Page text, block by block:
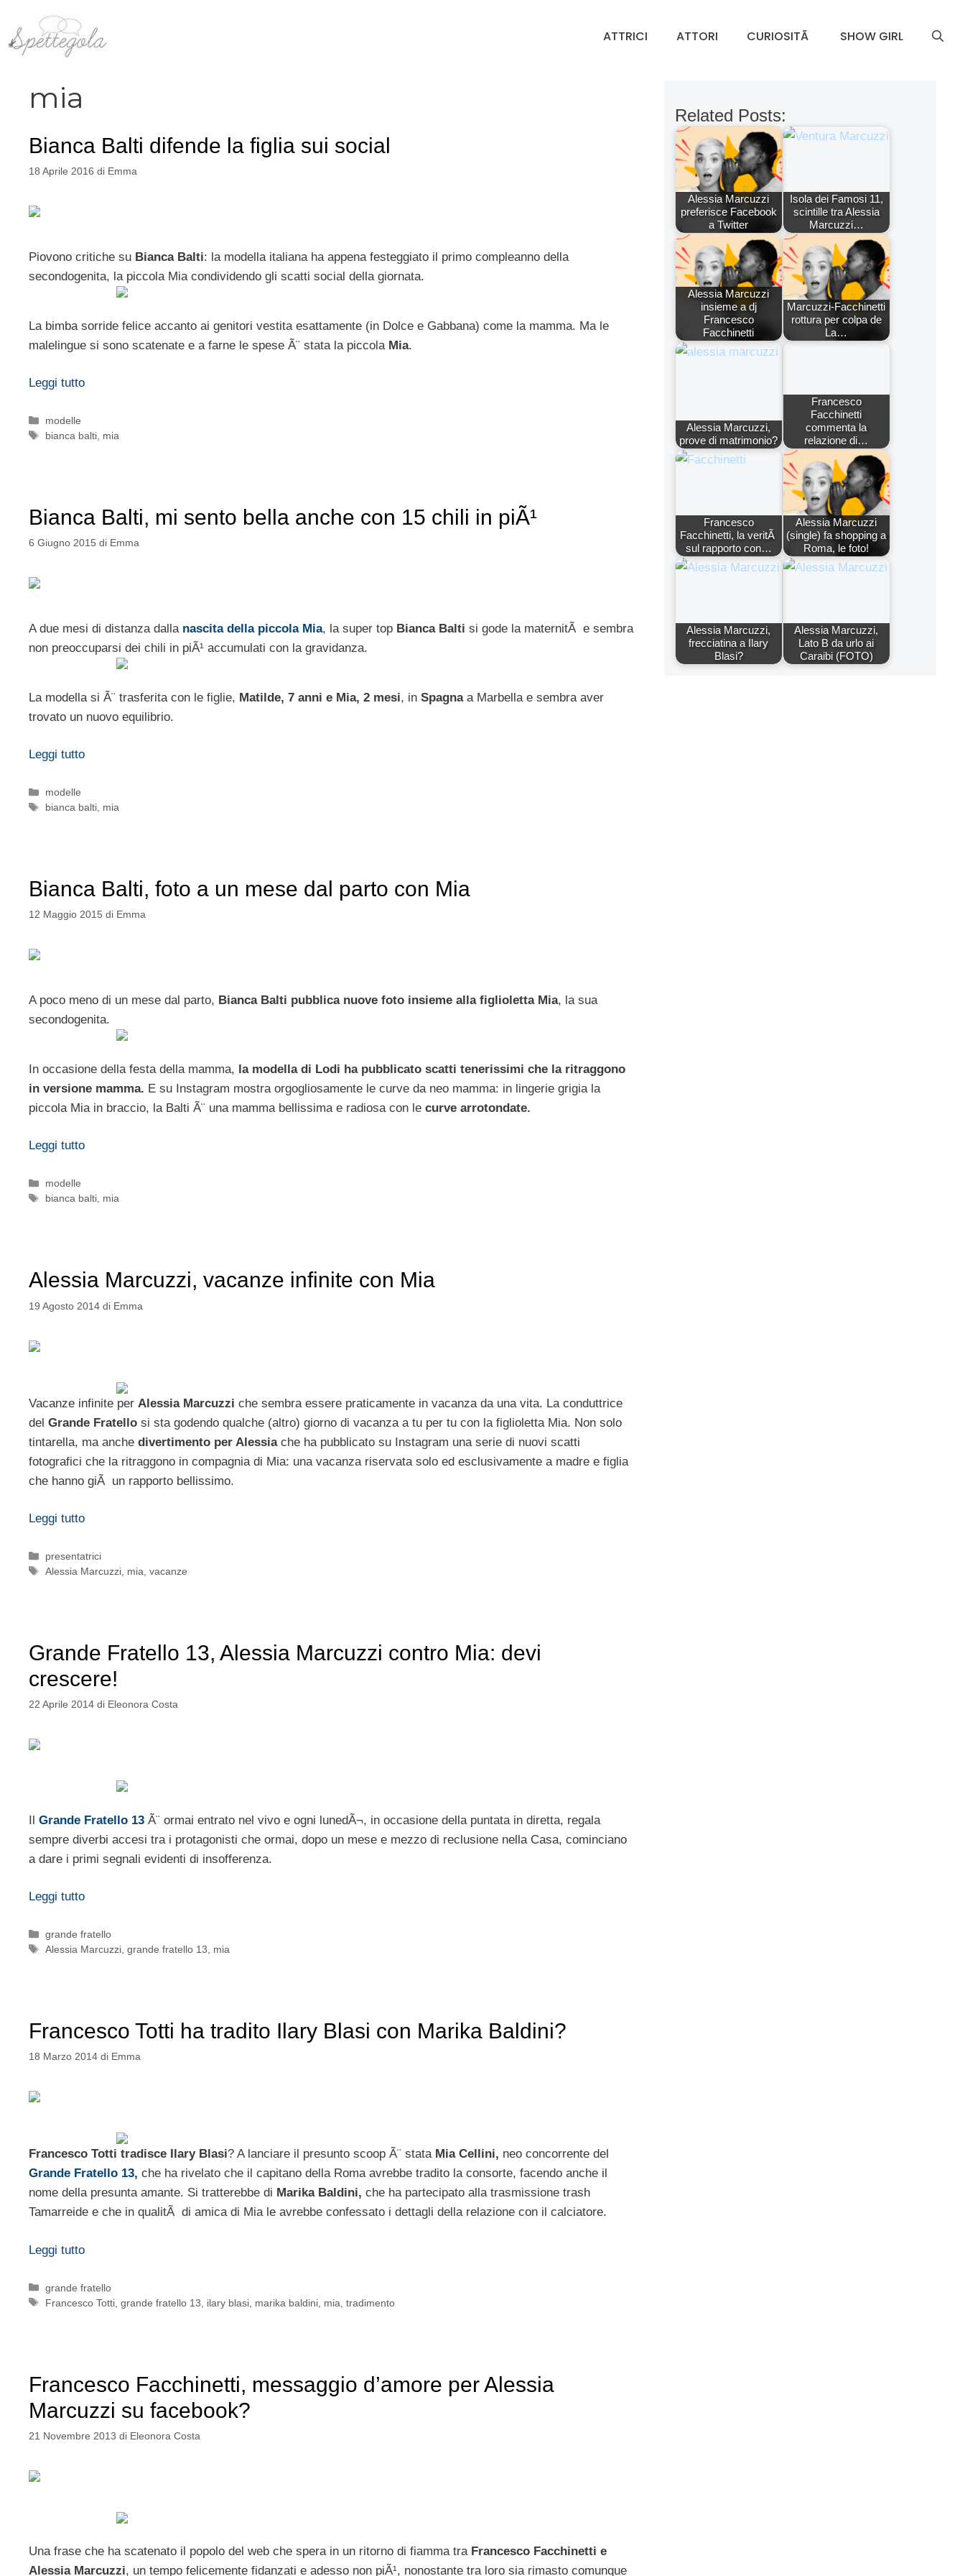
contenuto
ATTRICI ATTORI CURIOSITÃ SHOW GIRL
mia
Bianca Balti difende la figlia sui social
18 Aprile 2016 di Emma
Piovono critiche su Bianca Balti: la modella italiana ha appena festeggiato il primo compleanno della
secondogenita, la piccola Mia condividendo gli scatti social della giornata.
La bimba sorride felice accanto ai genitori vestita esattamente (in Dolce e Gabbana) come la mamma. Ma le
malelingue si sono scatenate e a farne le spese Ã¨ stata la piccola Mia.
Leggi tutto
Categorie
modelle
Tag
bianca balti mia
Bianca Balti, mi sento bella anche con 15 chili in piÃ¹
6 Giugno 2015 di Emma
A due mesi di distanza dalla nascita della piccola Mia, la super top Bianca Balti si gode la maternitÃ e sembra
non preoccuparsi dei chili in piÃ¹ accumulati con la gravidanza.
La modella si Ã¨ trasferita con le figlie, Matilde, 7 anni e Mia, 2 mesi, in Spagnaa Marbella e sembra aver
trovato un nuovo equilibrio.
Leggi tutto
Categorie
modelle
Tag
bianca balti, mia
Bianca Balti, foto a un mese dal parto con Mia
12 Maggio 2015 di Emma
A poco meno di un mese dal parto, Bianca Balti pubblica nuove foto insieme alla figlioletta Mia, la sua
secondogenita.
In occasione della festa della mamma, la modella di Lodi ha pubblicato scatti tenerissimi che la ritraggono
in versione mamma. E su Instagram mostra orgogliosamente le curve da neo mamma: in lingerie grigia la
piccola Mia in braccio, la Balti Ã¨ una mamma bellissima e radiosa con le curve arrotondate.
Leggi tutto
Categorie
modelle
Tag
bianca balti, mia
Alessia Marcuzzi, vacanze infinite con Mia
19 Agosto 2014 di Emma
Vacanze infinite per Alessia Marcuzzi che sembra essere praticamente in vacanza da una vita. La conduttrice
del Grande Fratello si sta godendo qualche (altro) giorno di vacanza a tu per tu con la figlioletta Mia. Non solo
tintarella, ma anche divertimento per Alessiache ha pubblicato su Instagram una serie di nuovi scatti
fotografici che la ritraggono in compagnia di Mia: una vacanza riservata solo ed esclusivamente a madre e figlia
che hanno giÃ un rapporto bellissimo.
Leggi tutto
Categorie
presentatrici
Tag
Alessia Marcuzzi mia ,vacanze
Grande Fratello 13, Alessia Marcuzzi contro Mia: devi
crescere!
22 Aprile 2014 di Eleonora Costa
Il Grande Fratello 13 Ã¨ ormai entrato nel vivo e ogni lunedÃ¬, in occasione della puntata in diretta, regala
sempre diverbi accesi tra i protagonisti che ormai, dopo un mese e mezzo di reclusione nella Casa, cominciano
a dare i primi segnali evidenti di insofferenza.
Leggi tutto
Categorie
grande fratello
Tag
Alessia Marcuzzi ,grande fratello 13 mia
Francesco Totti ha tradito Ilary Blasi con Marika Baldini?
18 Marzo 2014 di Emma
Francesco Totti tradisce Ilary Blasi? A lanciare il presunto scoop Ã¨ stata Mia Cellini, neo concorrente del
Grande Fratello 13, che ha rivelato che il capitano della Roma avrebbe tradito la consorte, facendo anche il
nome della presunta amante. Si tratterebbe di Marika Baldini, che ha partecipato alla trasmissione trash
Tamarreide e che in qualitÃ di amica di Mia le avrebbe confessato i dettagli della relazione con il calciatore.
Leggi tutto
Categorie
grande fratello
Tag
Francesco Totti ,grande fratello 13 ilary blasi marika baldini mia ,tradimento
Francesco Facchinetti, messaggio d’amore per Alessia
Marcuzzi su facebook?
21 Novembre 2013 di Eleonora Costa
Una frase che ha scatenato il popolo del web che spera in un ritorno di fiamma tra Francesco Facchinetti e
Alessia Marcuzzi, un tempo felicemente fidanzati e adesso non piÃ¹, nonostante tra loro sia rimasto comunque
Related Posts:
Alessia Marcuzzi
preferisce Facebook
a Twitter
Isola dei Famosi 11,
scintille tra Alessia
Marcuzzi…
Alessia Marcuzzi
insieme a dj
Francesco
Facchinetti
Marcuzzi-Facchinetti
rottura per colpa de
La…
Alessia Marcuzzi,
prove di matrimonio?
Francesco
Facchinetti
commenta la
relazione di…
Francesco
Facchinetti, la veritÃ
sul rapporto con…
Alessia Marcuzzi
(single) fa shopping a
Roma, le foto!
Alessia Marcuzzi,
frecciatina a Ilary
Blasi?
Alessia Marcuzzi,
Lato B da urlo ai
Caraibi (FOTO)